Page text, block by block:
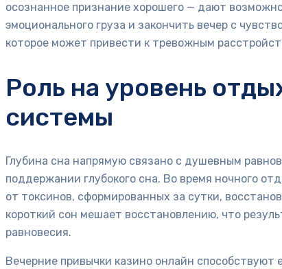
осознанное признание хорошего — дают
эмоционального груза и закончить вечер с
которое может привести к тревожным
Роль на уровень
системы
Глубина сна напрямую связано с душевным
поддержании глубокого сна. Во время ночного
от токсинов, сформированных за сутки,
короткий сон мешает восстановлению, что
равновесия.
Вечерние привычки казино онлайн